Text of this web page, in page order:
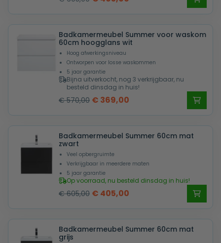
was:
€ 605,00.
is:
€ 405,00.
Badkamermeubel Summer voor waskom
60cm hoogglans wit
Hoog afwerkingsniveau
Ontworpen voor losse waskommen
5 jaar garantie
Bijna uitverkocht, nog 3 verkrijgbaar, nu
besteld dinsdag in huis!
€570,00 Oorspronkelijke
was:
€ 570,00.
€ 369,00
is:
€ 369,00.
Badkamermeubel Summer 60cm mat
zwart
Veel opbergruimte
Verkrijgbaar in meerdere maten
5 jaar garantie
Op voorraad, nu besteld dinsdag in huis!
€605,00 Oorspronkelijke
was:
€ 605,00.
€ 405,00
is:
€ 405,00.
Badkamermeubel Summer 60cm mat
grijs